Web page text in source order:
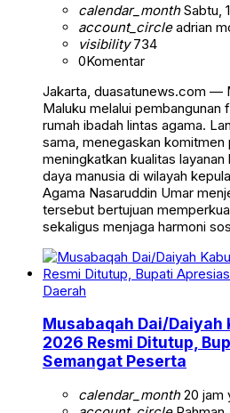
calendar_monthSabtu,
account_circleadrian
visibility734
0Komentar
Jakarta, duasatunews.com —
Maluku melalui pembangunan
rumah ibadah lintas agama.
sama, menegaskan komitmen
meningkatkan kualitas
daya manusia di wilayah
Agama Nasaruddin Umar
tersebut bertujuan
sekaligus menjaga harmoni
Daerah
Musabaqah Dai/Daiyah
2026 Resmi Ditutup,
Semangat Peserta
calendar_month20 jam